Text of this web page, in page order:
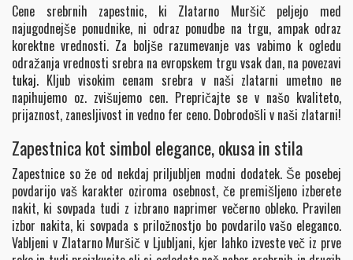
Cene srebrnih zapestnic, ki Zlatarno Muršič peljejo med
najugodnejše ponudnike, ni odraz ponudbe na trgu, ampak odraz
korektne vrednosti. Za boljše razumevanje vas vabimo k ogledu
odražanja vrednosti srebra na evropskem trgu vsak dan, na povezavi
tukaj. Kljub visokim cenam srebra v naši zlatarni umetno ne
napihujemo oz. zvišujemo cen. Prepričajte se v našo kvaliteto,
prijaznost, zanesljivost in vedno fer ceno. Dobrodošli v naši zlatarni!
Zapestnica kot simbol elegance, okusa in stila
Zapestnice so že od nekdaj priljubljen modni dodatek. Še posebej
povdarijo vaš karakter oziroma osebnost, če premišljeno izberete
nakit, ki sovpada tudi z izbrano naprimer večerno obleko. Pravilen
izbor nakita, ki sovpada s priložnostjo bo povdarilo vašo eleganco.
Vabljeni v Zlatarno Muršič v Ljubljani, kjer lahko izveste več iz prve